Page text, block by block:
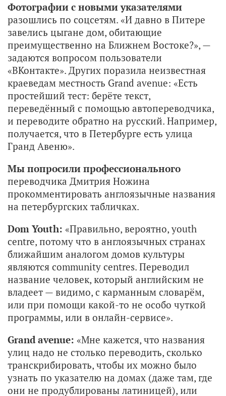
Фотографии с новыми указателями
разошлись по соцсетям. «И давно в Питере
завелись цыгане дом, обитающие
преимущественно на Ближнем Востоке?», —
задаются вопросом пользователи
«ВКонтакте». Других поразила неизвестная
краеведам местность Grand avenue: «Есть
простейший тест: берёте текст,
переведённый с помощью автопереводчика,
и переводите обратно на русский. Например,
получается, что в Петербурге есть улица
Гранд Авеню».
Мы попросили профессионального
переводчика Дмитрия Ножина
прокомментировать англоязычные названия
на петербургских табличках.
Dom Youth: «Правильно, вероятно, youth
centre, потому что в англоязычных странах
ближайшим аналогом домов культуры
являются community centres. Переводил
название человек, который английским не
владеет — видимо, с карманным словарём,
или при помощи какой-то не особо чуткой
программы, или в онлайн-сервисе».
Grand avenue: «Мне кажется, что названия
улиц надо не столько переводить, сколько
транскрибировать, чтобы их можно было
узнать по указателю на домах (даже там, где
они не продублированы латиницей), или